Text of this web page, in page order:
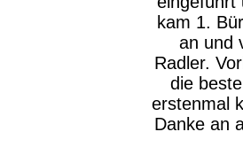
kam 1.
an und
Radler.
die
erstenmal
Danke an